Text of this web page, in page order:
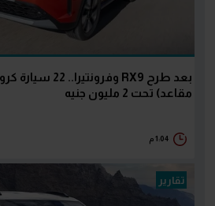
مقاعد) تحت 2 مليون جنيه
1:04 م
تقارير